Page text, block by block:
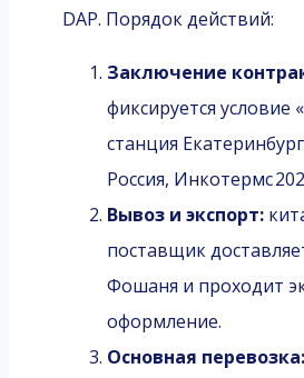
DAP. Порядок действий:
Заключение
фиксируется условие
станция
Россия, Инкотермс
Вывоз и экспорт:
поставщик
Фошаня и проходит
оформление.
Основная перевозка: